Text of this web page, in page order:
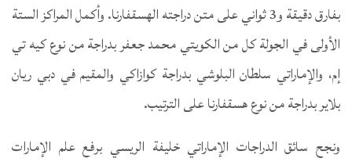
بفارق دقيقة و3 ثواني على متن دراجته الهسقفارنا. وأكمل المراكز الستة
الأولى في الجولة كل من الكويتي محمد جعفر بدراجة من نوع كيه تي
إم، والإماراتي سلطان البلوشي بدراجة كوازاكي والمقيم في دبي ريان
بلاير بدراجة من نوع هسقفارنا على الترتيب.
ونجح سائق الدراجات الإماراتي خليفة الريسي برفع علم الإمارات